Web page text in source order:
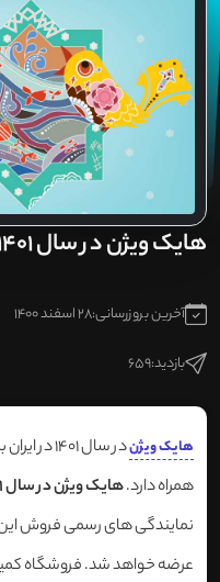
هایک ویژن در سال 1401
آخرین بروزرسانی:28 اسفند 1400
بازدید:659
هایک ویژن
در سال
همراه دارد.هایک ویژن در سال 1401
نمایندگی های رسمی فروش این